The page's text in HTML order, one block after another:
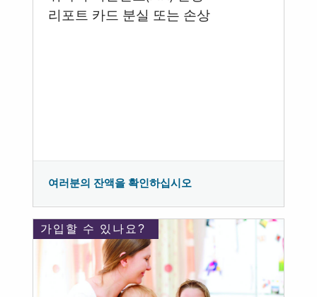
리포트 카드 분실 또는 손상
여러분의 잔액을 확인하십시오
가입할 수 있나요?